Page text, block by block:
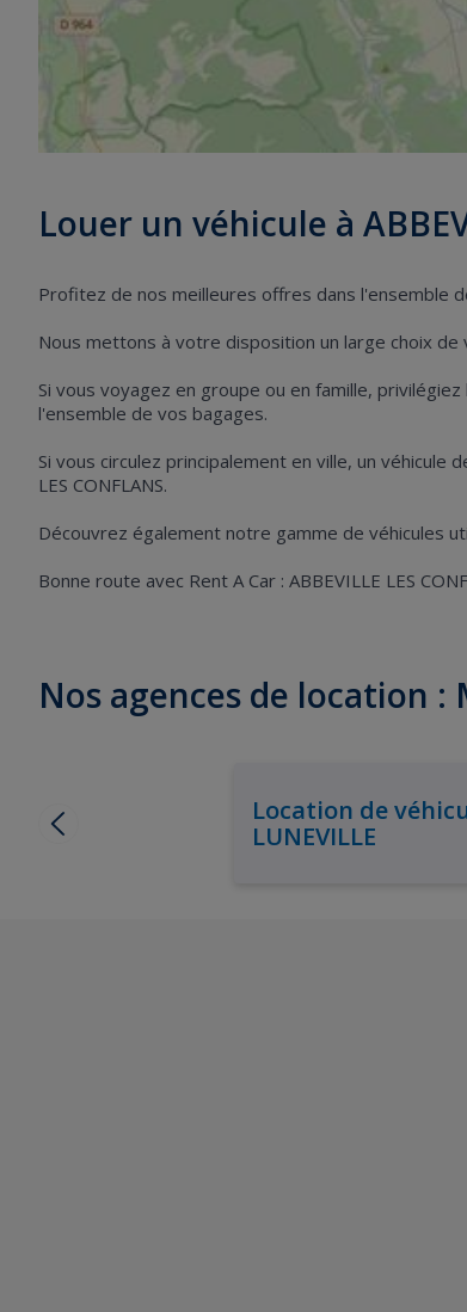
Louer un véhicule à
Profitez de nos meilleures offres dans l'ensemble
Nous mettons à votre disposition un large choix
Si vous voyagez en groupe ou en famille,
l'ensemble de vos bagages.
Si vous circulez principalement en ville, un véhicule
LES CONFLANS.
Découvrez également notre gamme de véhicules
Bonne route avec Rent A Car : ABBEVILLE LES
Nos agences de location :
Location de
LUNEVILLE